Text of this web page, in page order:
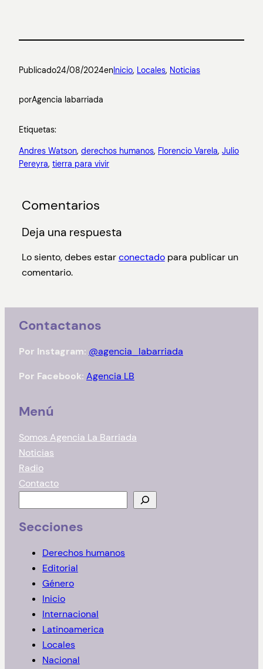
Publicado24/08/2024enInicio, Locales, Noticias
porAgencia labarriada
Etiquetas:
Andres Watson, derechos humanos, Florencio Varela, Julio
Pereyra, tierra para vivir
Comentarios
Deja una respuesta
Lo siento, debes estarconectadopara publicar un
comentario.
Contactanos
Por Instagram: @agencia_labarriada
Por Facebook: Agencia LB
Menú
Somos Agencia La Barriada
Noticias
Radio
Contacto
s
Secciones
Derechos humanos
Editorial
Género
Inicio
Internacional
Latinoamerica
Locales
Nacional